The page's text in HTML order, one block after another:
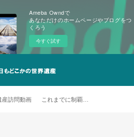
Ameba Owndで
あなただけのホームページやブログをつ
くろう
今すぐ試す
産訪問動画 これまでに制覇した世界遺産